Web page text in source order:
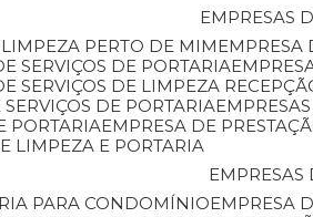
EMPRESAS
LIMPEZA PERTO DE MIM
SERVIÇOS DE PORTARIA
SERVIÇOS DE LIMPEZA
SERVIÇOS DE PORTARIA
PORTARIA EMPRESA DE
LIMPEZA E PORTARIA
PARA CONDOMÍNIO
EMPRESA